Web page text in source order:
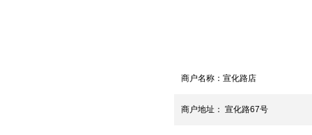
商户名称： 宣化路店
商户地址： 宣化路67号